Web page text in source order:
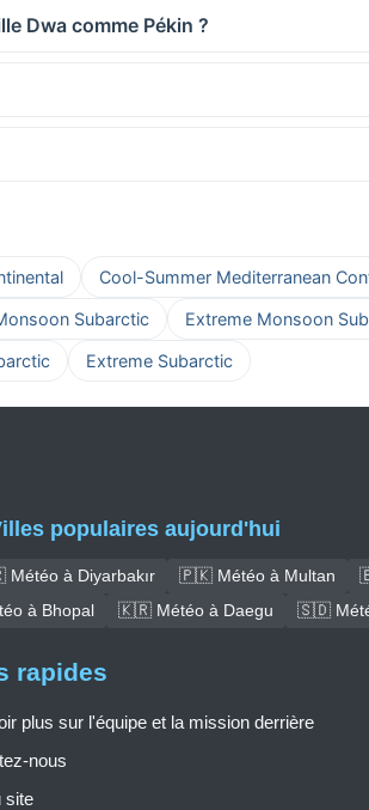
Dwa comme Pékin ?
Cool-Summer Mediterranean
Subarctic Extreme Monsoon
Extreme Subarctic
populaires aujourd'hui
à Diyarbakır 🇵🇰 Météo à Multan
à Bhopal 🇰🇷 Météo à Daegu 🇸🇩
rapides
plus sur l'équipe et la mission derrière
nous
site